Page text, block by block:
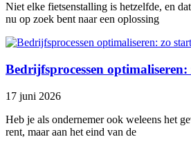
Niet elke fietsenstalling is hetzelfde, en
nu op zoek bent naar een oplossing
Bedrijfsprocessen optimaliseren:
17 juni 2026
Heb je als ondernemer ook weleens het
rent, maar aan het eind van de